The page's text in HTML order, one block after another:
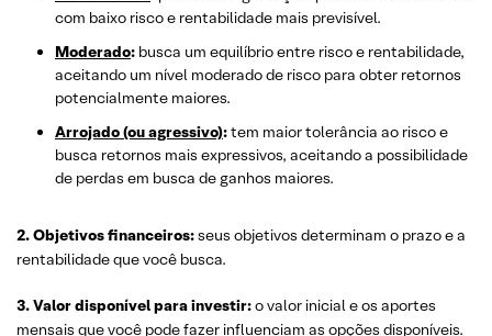
com baixo risco e rentabilidade mais previsível.
Moderado: busca um equilíbrio entre risco e rentabilidade,
aceitando um nível moderado de risco para obter retornos
potencialmente maiores.
Arrojado (ou agressivo):tem maior tolerância ao risco e
busca retornos mais expressivos, aceitando a possibilidade
de perdas em busca de ganhos maiores.
2. Objetivos financeiros:seus objetivos determinam o prazo e a
rentabilidade que você busca.
3. Valor disponível para investir:o valor inicial e os aportes
mensais que você pode fazer influenciam as opções disponíveis.